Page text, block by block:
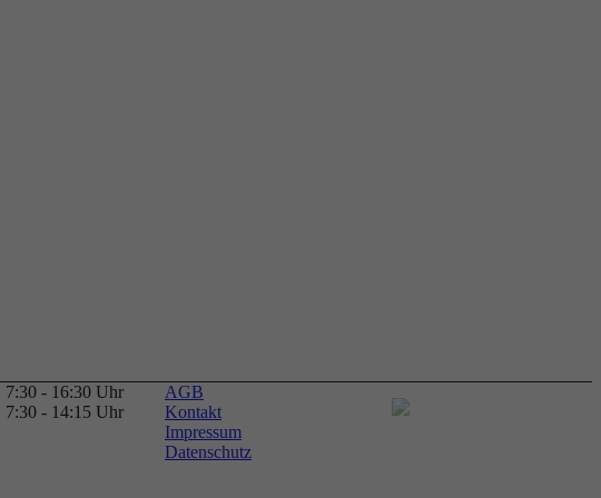
7:30 - 16:30 Uhr
7:30 - 14:15 Uhr
AGB
Kontakt
Impressum
Datenschutz